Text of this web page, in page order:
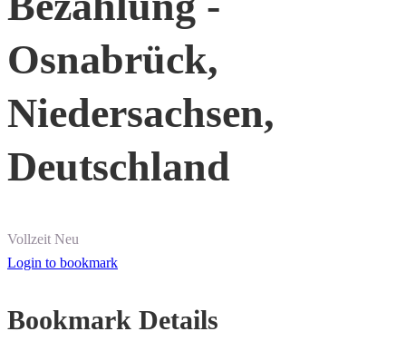
Osnabrück,
Niedersachsen,
Deutschland
Vollzeit Neu
Login to bookmark
Bookmark Details